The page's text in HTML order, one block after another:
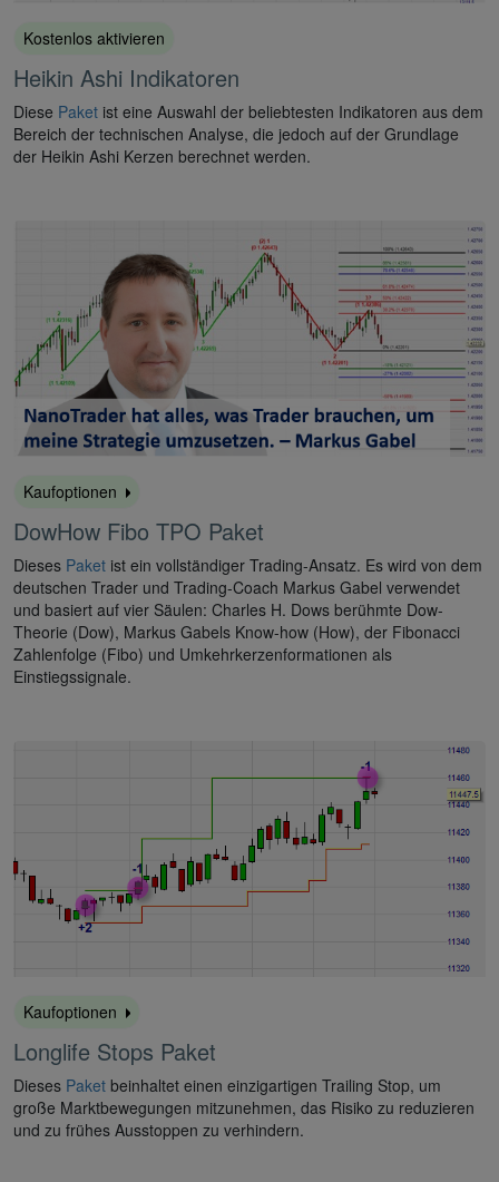
Kostenlos aktivieren
Heikin Ashi Indikatoren
Diese Paket ist eine Auswahl der beliebtesten Indikatoren aus dem
Bereich der technischen Analyse, die jedoch auf der Grundlage
der Heikin Ashi Kerzen berechnet werden.
Kaufoptionen
DowHow Fibo TPO Paket
Dieses Paket ist ein vollständiger Trading-Ansatz. Es wird von dem
deutschen Trader und Trading-Coach Markus Gabel verwendet
und basiert auf vier Säulen: Charles H. Dows berühmte Dow-
Theorie (Dow), Markus Gabels Know-how (How), der Fibonacci
Zahlenfolge (Fibo) und Umkehrkerzenformationen als
Einstiegssignale.
Kaufoptionen
Longlife Stops Paket
Dieses Paket beinhaltet einen einzigartigen Trailing Stop, um
große Marktbewegungen mitzunehmen, das Risiko zu reduzieren
und zu frühes Ausstoppen zu verhindern.